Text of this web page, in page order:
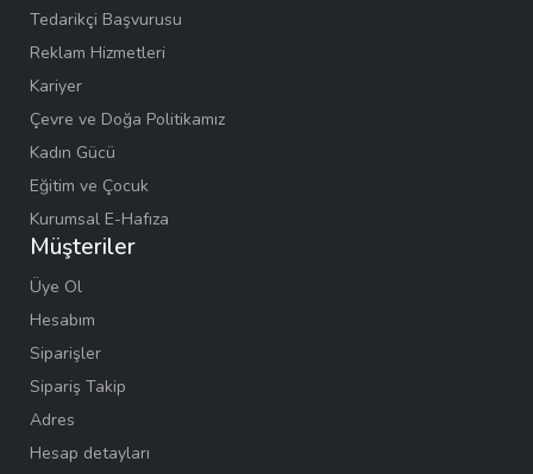
Tedarikçi Başvurusu
Reklam Hizmetleri
Kariyer
Çevre ve Doğa Politikamız
Kadın Gücü
Eğitim ve Çocuk
Kurumsal E-Hafıza
Müşteriler
Üye Ol
Hesabım
Siparişler
Sipariş Takip
Adres
Hesap detayları